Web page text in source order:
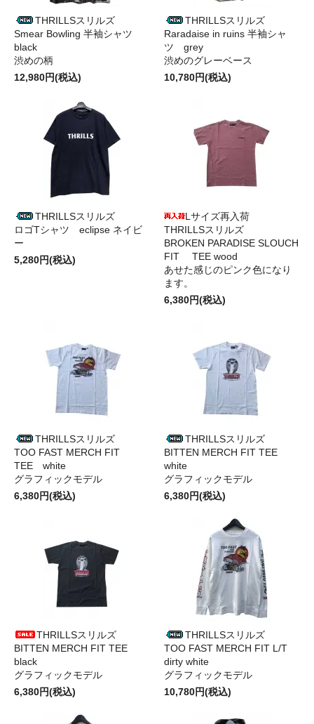
THRILLSスリルズ
Smear Bowling 半袖シャツ
black
渋めの柄
12,980円(税込)
THRILLSスリルズ
Raradaise in ruins 半袖シャ
ツ grey
渋めのグレーベース
10,780円(税込)
THRILLSスリルズ
ロゴTシャツ eclipse ネイビ
ー
5,280円(税込)
Lサイズ再入荷
THRILLSスリルズ
BROKEN PARADISE SLOUCH
FIT TEE wood
あせた感じのピンク色になり
ます。
6,380円(税込)
THRILLSスリルズ
TOO FAST MERCH FIT
TEE white
グラフィックモデル
6,380円(税込)
THRILLSスリルズ
BITTEN MERCH FIT TEE
white
グラフィックモデル
6,380円(税込)
THRILLSスリルズ
BITTEN MERCH FIT TEE
black
グラフィックモデル
6,380円(税込)
THRILLSスリルズ
TOO FAST MERCH FIT L/T
dirty white
グラフィックモデル
10,780円(税込)